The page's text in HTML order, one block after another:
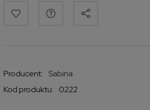
Producent:
Sabina
Kod produktu:
0222